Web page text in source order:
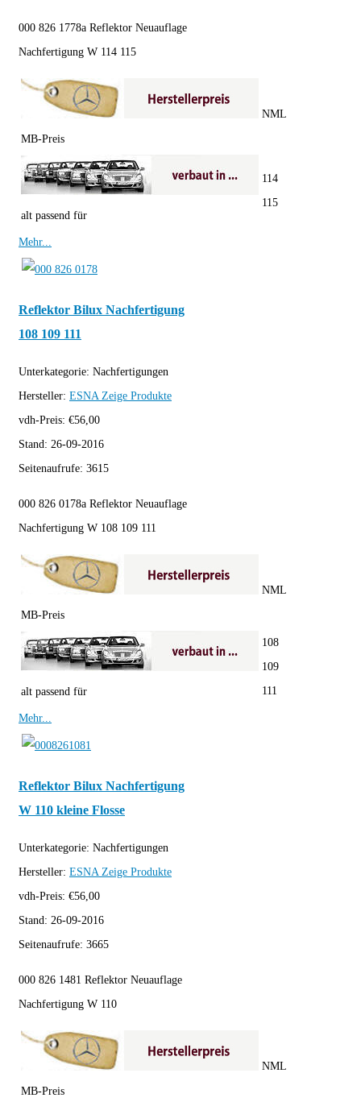
000 826 1778a Reflektor Neuauflage
Nachfertigung W 114 115
MB-Preis
NML
alt passend für
114
115
Mehr...
Reflektor Bilux Nachfertigung
108 109 111
Unterkategorie: Nachfertigungen
Hersteller: ESNA Zeige Produkte
vdh-Preis: €56,00
Stand: 26-09-2016
Seitenaufrufe: 3615
000 826 0178a Reflektor Neuauflage
Nachfertigung W 108 109 111
MB-Preis
NML
alt passend für
108
109
111
Mehr...
Reflektor Bilux Nachfertigung
W 110 kleine Flosse
Unterkategorie: Nachfertigungen
Hersteller: ESNA Zeige Produkte
vdh-Preis: €56,00
Stand: 26-09-2016
Seitenaufrufe: 3665
000 826 1481 Reflektor Neuauflage
Nachfertigung W 110
MB-Preis
NML